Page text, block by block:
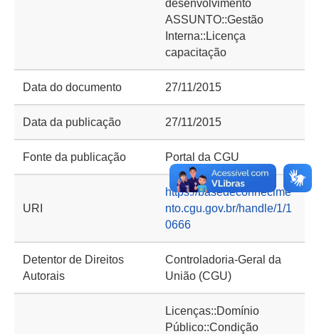
desenvolvimento
ASSUNTO::Gestão
Interna::Licença
capacitação
Data do documento 27/11/2015
Data da publicação 27/11/2015
Fonte da publicação Portal da CGU
URI
https://basedeconhecime
nto.cgu.gov.br/handle/1/1
0666
Detentor de Direitos
Autorais
Controladoria-Geral da
União (CGU)
Licenças::Domínio
Público::Condição